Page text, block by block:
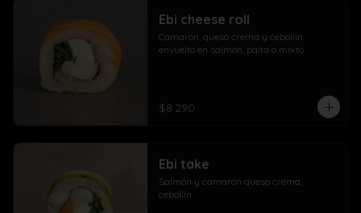
Ebi cheese roll
Camarón, queso crema y cebollín
envuelto en salmón, palta o mixto
$8.290
Ebi take
Salmón y camarón queso crema,
cebollín